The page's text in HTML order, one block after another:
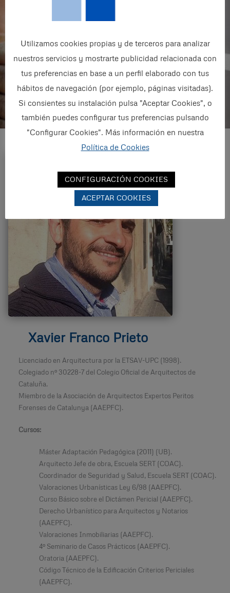
Clientes
Proyectos
+150
Xavier Franco Prieto
Licenciado en Arquitectura por la ETSAV-UPC (1998).
Colegiado nº 30228-7 del Colegio Oficial de Arquitectos de
Cataluña.
Miembro de la Asociación de Arquitectos Expertos Peritos
Forenses de Catalunya (AAEPFC).
Cursos:
Máster Adaptación Pedagógica (2011) (UB).
Arquitecto Jefe de obra, Escuela SERT (COAC).
Coordinador de Seguridad y Salud, Escuela SERT (COAC).
Valoraciones Urbanísticas Ley 6/98 (AAEPFC).
Curso Básico sobre el Dictámen Pericial (AAEPFC).
Derecho Urbanístico para Arquitectos y Notarios
(AAEPFC).
Valoraciones Inmobiliarias (AAEPFC).
4º Seminario de Casos Prácticos (AAEPFC).
Oratoria (AAEPFC).
Código Técnico de la Edificación Criterios Periciales
(AAEPFC).
Utilizamos cookies propias y de terceros para analizar
nuestros servicios y mostrarte publicidad relacionada con
tus preferencias en base a un perfil elaborado con tus
hábitos de navegación (por ejemplo, páginas visitadas).
Si consientes su instalación pulsa "Aceptar Cookies", o
también puedes configurar tus preferencias pulsando
"Configurar Cookies". Más información en nuestra
Política de Cookies
CONFIGURACIÓN COOKIES
ACEPTAR COOKIES